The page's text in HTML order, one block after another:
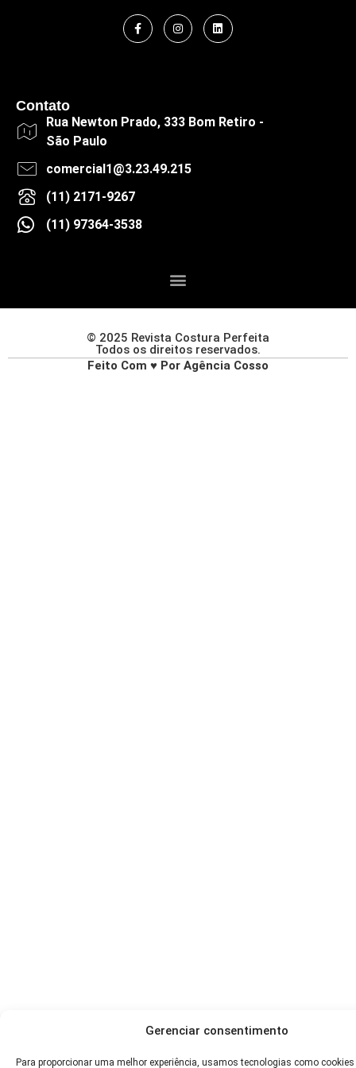
Gerenciar consentimento
Para proporcionar uma melhor experiência, usamos tecnologias como cookies
Contato
Rua Newton Prado, 333 Bom Retiro -
São Paulo
comercial1@3.23.49.215
(11) 2171-9267
(11) 97364-3538
© 2025 Revista Costura Perfeita
Todos os direitos reservados.
Feito Com ♥ Por Agência Cosso